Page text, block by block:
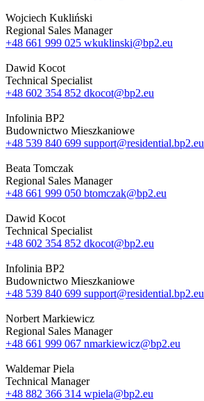
Wojciech Kukliński
Regional Sales Manager
+48 661 999 025 wkuklinski@bp2.eu
Dawid Kocot
Technical Specialist
+48 602 354 852 dkocot@bp2.eu
Infolinia BP2
Budownictwo Mieszkaniowe
+48 539 840 699 support@residential.bp2.eu
Beata Tomczak
Regional Sales Manager
+48 661 999 050 btomczak@bp2.eu
Dawid Kocot
Technical Specialist
+48 602 354 852 dkocot@bp2.eu
Infolinia BP2
Budownictwo Mieszkaniowe
+48 539 840 699 support@residential.bp2.eu
Norbert Markiewicz
Regional Sales Manager
+48 661 999 067 nmarkiewicz@bp2.eu
Waldemar Piela
Technical Manager
+48 882 366 314 wpiela@bp2.eu